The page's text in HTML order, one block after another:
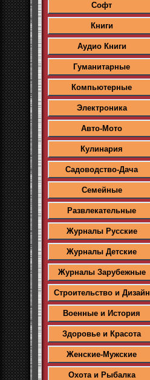
Софт
Книги
Аудио Книги
Гуманитарные
Компьютерные
Электроника
Авто-Мото
Кулинария
Садоводство-Дача
Семейные
Развлекательные
Журналы Русские
Журналы Детские
Журналы Зарубежные
Строительство и Дизайн
Военные и История
Здоровье и Красота
Женские-Мужские
Охота и Рыбалка